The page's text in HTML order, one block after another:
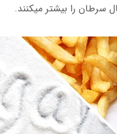
سرطان را بیشتر میکنند.